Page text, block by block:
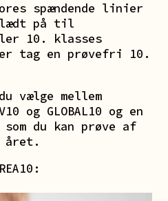
spændende linier
på til
10. klasses
tag en prøvefri 10.
vælge mellem
og GLOBAL10 og en
du kan prøve af
året.